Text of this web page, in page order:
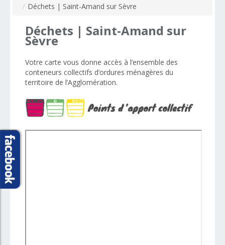
/ Déchets | Saint-Amand sur Sèvre
Déchets | Saint-Amand sur
Sèvre
Votre carte vous donne accès à l’ensemble des
conteneurs collectifs d’ordures ménagères du
territoire de l’Agglomération.